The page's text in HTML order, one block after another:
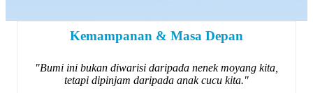
Kemampanan & Masa Depan
"Bumi ini bukan diwarisi daripada nenek moyang kita,
tetapi dipinjam daripada anak cucu kita."